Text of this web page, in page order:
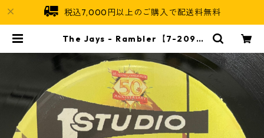
税込7,000円以上のご購入で配送料無料
The Jays - Rambler【7-2095